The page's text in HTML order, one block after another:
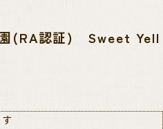
(RA認証) Sweet Yell